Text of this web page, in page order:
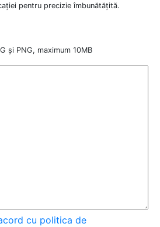
pentru precizie îmbunătățită.
și PNG, maximum 10MB
cu politica de